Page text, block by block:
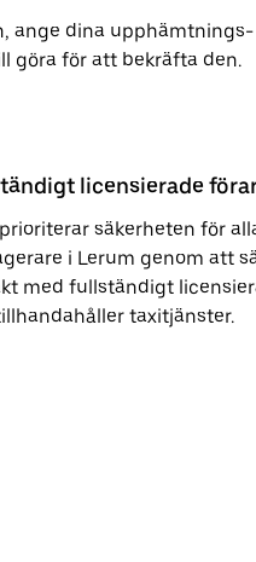
ange dina
göra för att bekräfta den.
licensierade
säkerheten för
i Lerum genom att
med fullständigt
taxitjänster.